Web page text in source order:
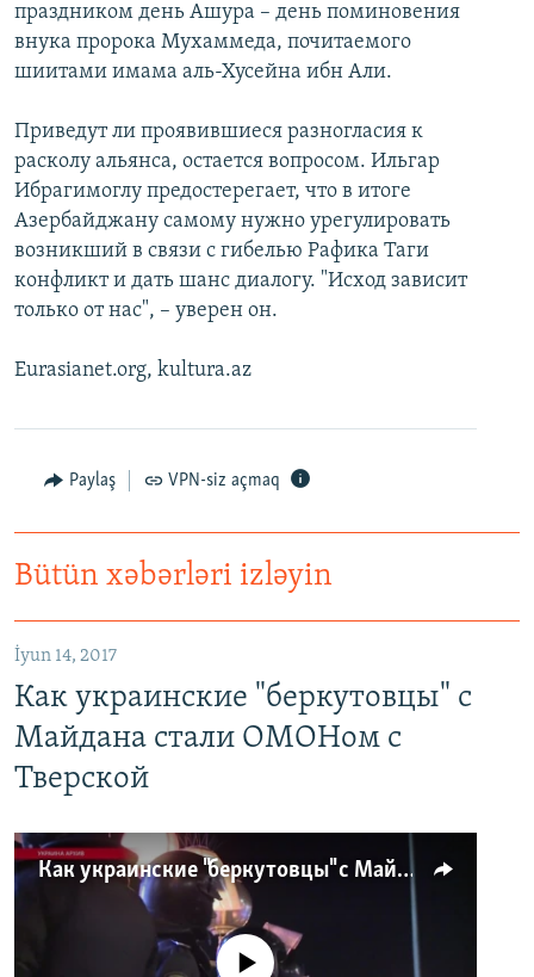
праздником день Ашура – день поминовения
внука пророка Мухаммеда, почитаемого
шиитами имама аль-Хусейна ибн Али.
Приведут ли проявившиеся разногласия к
расколу альянса, остается вопросом. Ильгар
Ибрагимоглу предостерегает, что в итоге
Азербайджану самому нужно урегулировать
возникший в связи с гибелью Рафика Таги
конфликт и дать шанс диалогу. "Исход зависит
только от нас", – уверен он.
Eurasianet.org, kultura.az
Paylaş VPN-siz açmaq
Bütün xəbərləri izləyin
İyun 14, 2017
Как украинские "беркутовцы" с
Майдана стали ОМОНом с
Тверской
Как украинские "беркутовцы" с Майдана стали ОМОНом с Тверской
No media source currently available